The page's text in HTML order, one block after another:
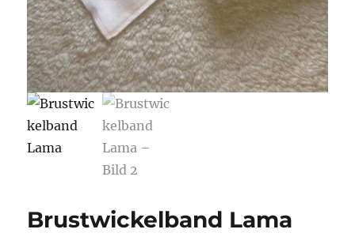
Brustwickelband Lama